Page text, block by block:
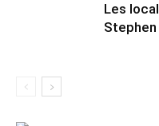
Les
Stephen